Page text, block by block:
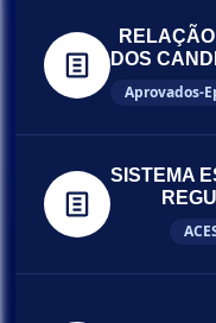
DOS
Aprovados-
SISTEMA